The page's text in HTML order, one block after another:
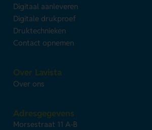
Digitaal aanleveren
Digitale drukproef
Druktechnieken
Contact opnemen
Over Lavista
Over ons
Adresgegevens
Morsestraat 11 A-B